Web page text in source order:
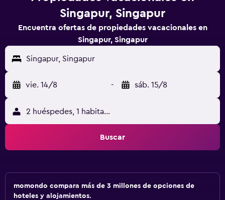
Singapur, Singapur
Encuentra ofertas de propiedades vacacionales en
Singapur, Singapur
Singapur, Singapur
vie. 14/8 - sáb. 15/8
2 huéspedes, 1 habitación
Buscar
momondo compara más de 3 millones de opciones de
hoteles y alojamientos.